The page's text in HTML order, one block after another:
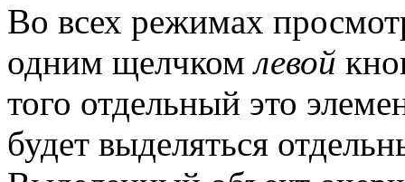
Во всех режимах
одним щелчкомлевой
того отдельный это
будет выделяться